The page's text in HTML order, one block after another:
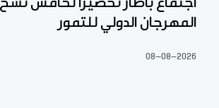
المهرجان الدولي للتمور
08-08-2026